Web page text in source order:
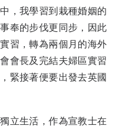
，我學習到栽種婚姻的
奉的步伐更同步，因此
習，轉為兩個月的海外
會長及完結夫婦區實習
緊接著便要出發去英國
立生活，作為宣教士在